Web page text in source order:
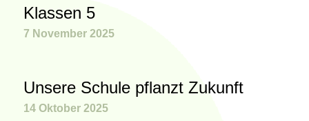
Klassen 5
7 November 2025
Unsere Schule pflanzt Zukunft
14 Oktober 2025